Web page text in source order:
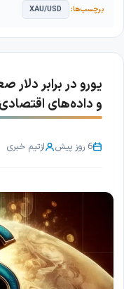
XAU/USD
یورو در برابر دلار
و داده‌های اقتصادی
6 روز پیش ازتیم خبری